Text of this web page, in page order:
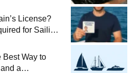
License?
for Sailing
Best Way to
a